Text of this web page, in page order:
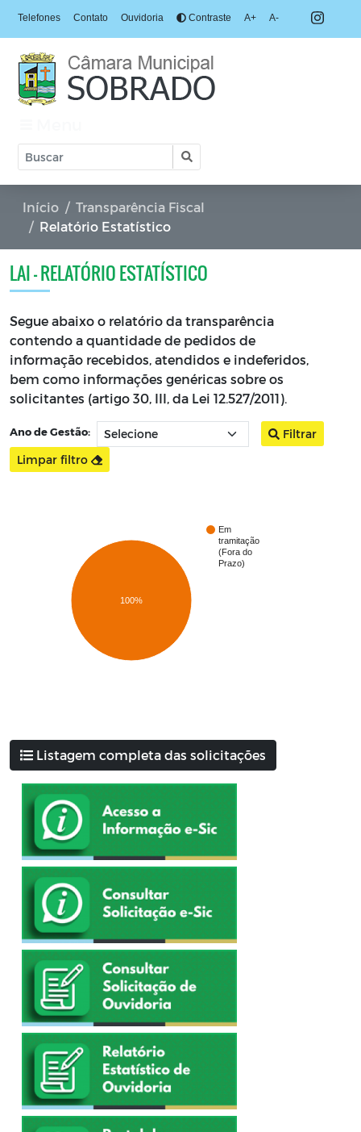
Telefones Contato Ouvidoria Contraste A+ A-
Início
Transparência Fiscal
Relatório Estatístico
LAI - RELATÓRIO ESTATÍSTICO
Segue abaixo o relatório da transparência
contendo a quantidade de pedidos de
informação recebidos, atendidos e indeferidos,
bem como informações genéricas sobre os
solicitantes (artigo 30, III, da Lei 12.527/2011).
Ano de Gestão:
Filtrar
Limpar filtro
Em
tramitação
(Fora do
Prazo)
100%
Listagem completa das solicitações